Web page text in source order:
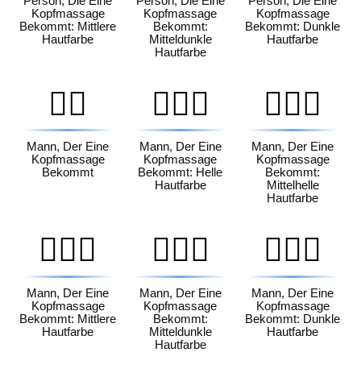
Kopfmassage
Bekommt: Mittlere
Hautfarbe
Kopfmassage
Bekommt:
Mitteldunkle
Hautfarbe
Kopfmassage
Bekommt: Dunkle
Hautfarbe
💆‍♂️
Mann, Der Eine
Kopfmassage
Bekommt
💆🏻‍♂️
Mann, Der Eine
Kopfmassage
Bekommt: Helle
Hautfarbe
💆🏼‍♂️
Mann, Der Eine
Kopfmassage
Bekommt:
Mittelhelle
Hautfarbe
💆🏽‍♂️
Mann, Der Eine
Kopfmassage
Bekommt: Mittlere
Hautfarbe
💆🏾‍♂️
Mann, Der Eine
Kopfmassage
Bekommt:
Mitteldunkle
Hautfarbe
💆🏿‍♂️
Mann, Der Eine
Kopfmassage
Bekommt: Dunkle
Hautfarbe